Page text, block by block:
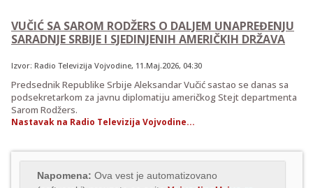
VUČIĆ SA SAROM RODŽERS O DALJEM UNAPREĐENJU
SARADNJE SRBIJE I SJEDINJENIH AMERIČKIH DRŽAVA
Izvor: Radio Televizija Vojvodine, 11.Maj.2026, 04:30
Predsednik Republike Srbije Aleksandar Vučić sastao se danas sa
podsekretarkom za javnu diplomatiju američkog Stejt departmenta
Sarom Rodžers.
Nastavak na Radio Televizija Vojvodine...
Napomena: Ova vest je automatizovano